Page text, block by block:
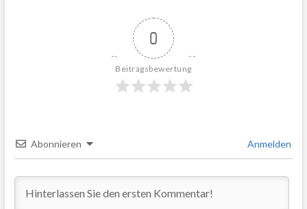
0
Beitragsbewertung
Abonnieren Anmelden